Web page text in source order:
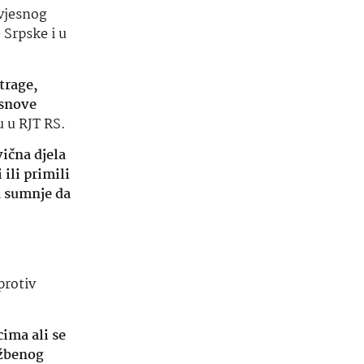
i u
RJT RS.
djela
ili primili
da
ali se